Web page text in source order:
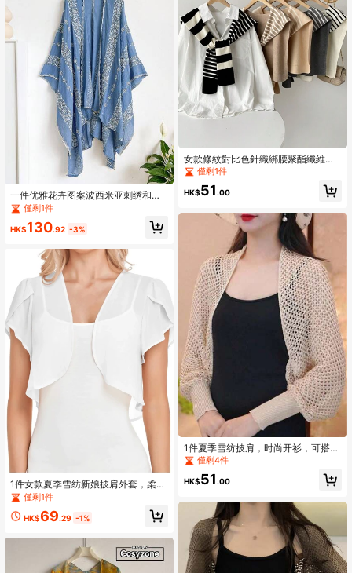
一件优雅花卉图案波西米亚刺绣和服/
纱笼披肩，女士春夏沙滩罩衫，轻盈
防晒开衫，百搭奢华装饰，理想的日
常穿着和礼物
僅剩1件
HK$130.92 -3%
1件女款夏季雪紡新娘披肩外套，柔軟
雪紡披肩斗篷式短夾克，婚禮晚禮服
配件，情人節適用
僅剩1件
HK$69.29 -1%
女款條紋對比色針織綁腰聚酯纖維裝
飾休閒度假披肩背心，戶外旅行與徒
步配件
僅剩1件
HK$51 .00
1件夏季雪纺披肩，时尚开衫，可搭配
旗袍或连衣裙，韩式网纱袖设计，防
晒，度假旅行必备
僅剩4件
HK$51 .00